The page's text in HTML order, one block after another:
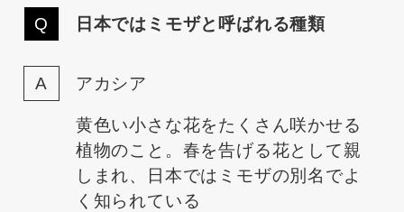
日本ではミモザと呼ばれる種類
アカシア
黄色い小さな花をたくさん咲かせる
植物のこと。春を告げる花として親
しまれ、日本ではミモザの別名でよ
く知られている